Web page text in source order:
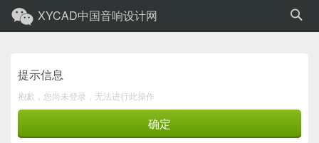
XYCAD中国音响设计网
提示信息
抱歉，您尚未登录，无法进行此操作
确定